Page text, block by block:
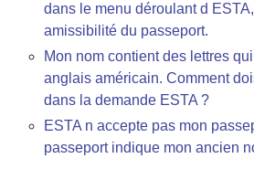
dans le menu déroulant d
amissibilité du passeport.
Mon nom contient des lettres
anglais américain. Comment
dans la demande ESTA ?
ESTA n accepte pas mon
passeport indique mon ancien